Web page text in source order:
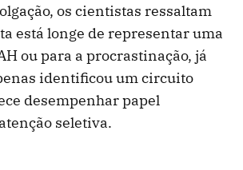
os cientistas ressaltam
está longe de representar uma
ou para a procrastinação, já
identificou um circuito
desempenhar papel
seletiva.